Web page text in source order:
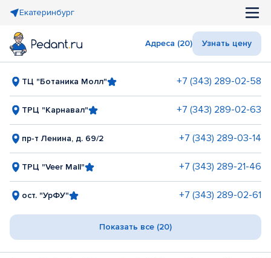
Екатеринбург
Адреса (20) Узнать цену
ТЦ "Ботаника Молл" +7 (343) 289-02-58
ТРЦ "Карнавал" +7 (343) 289-02-63
пр-т Ленина, д. 69/2 +7 (343) 289-03-14
ТРЦ "Veer Mall" +7 (343) 289-21-46
ост. "УрФУ" +7 (343) 289-02-61
Показать все (20)